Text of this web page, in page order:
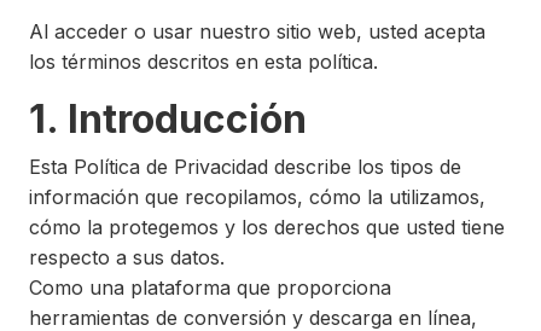
Al acceder o usar nuestro sitio web, usted acepta
los términos descritos en esta política.
1. Introducción
Esta Política de Privacidad describe los tipos de
información que recopilamos, cómo la utilizamos,
cómo la protegemos y los derechos que usted tiene
respecto a sus datos.
Como una plataforma que proporciona
herramientas de conversión y descarga en línea,